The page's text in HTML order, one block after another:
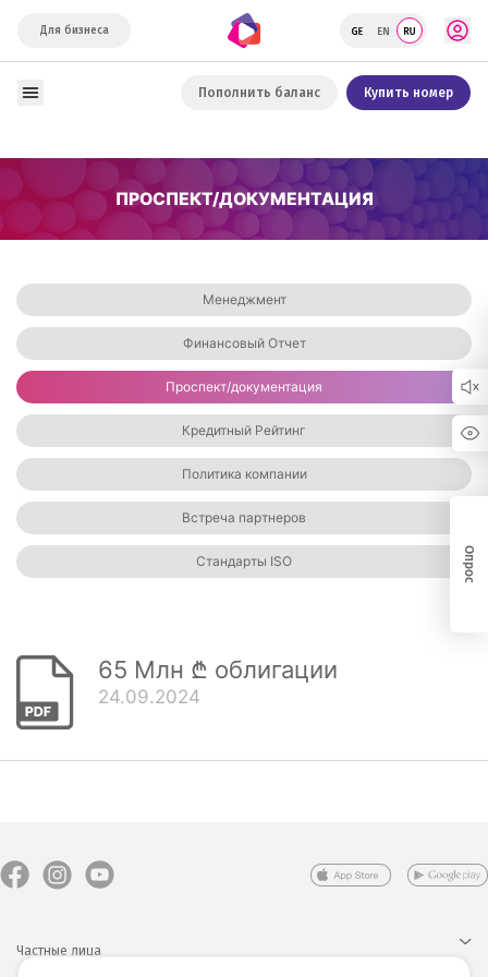
Для бизнеса
Пополнить баланс Купить номер
ПРОСПЕКТ/ДОКУМЕНТАЦИЯ
Менеджмент
Финансовый Отчет
Проспект/документация
Кредитный Рейтинг
Политика компании
Встреча партнеров
Стандарты ISO
65 Млн ₾ облигации
24.09.2024
Частные лица
Опрос